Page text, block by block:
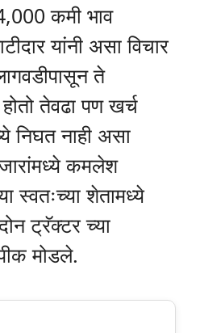
कमी भाव
यांनी असा विचार
ते
तेवढा पण खर्च
नाही असा
कमलेश
स्वतःच्या शेतामध्ये
ट्रॅक्टर च्या
मोडले.